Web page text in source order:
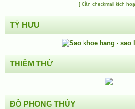
[ Cần checkmail kích
TỲ HƯU
THIỀM THỪ
ĐỒ PHONG THỦY